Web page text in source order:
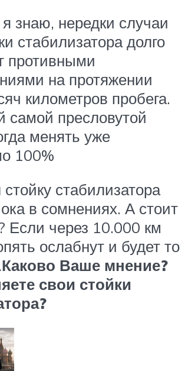
знаю, нередки случаи
стабилизатора долго
противными
на протяжении
километров пробега.
самой пресловутой
менять уже
100%
стабилизатора
в сомнениях. А стоит
Если через 10.000 км
ослабнут и будет то
Каково Ваше мнение?
свои стойки